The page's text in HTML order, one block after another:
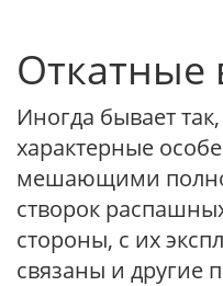
Откатные
Иногда бывает
характерные
мешающими
створок
стороны, с их
связаны и другие